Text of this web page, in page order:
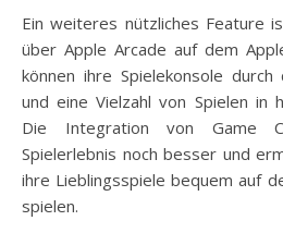
Ein weiteres nützliches Feature
über Apple Arcade auf dem
können ihre Spielekonsole
und eine Vielzahl von Spielen in
Die Integration von Game
Spielerlebnis noch besser und
ihre Lieblingsspiele bequem auf
spielen.